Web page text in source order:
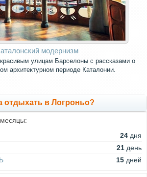
модернизм
улицам Барселоны с рассказами о
архитектурном периоде Каталонии.
отдыхать в Логроньо?
месяцы:
24 дня
21 день
15 дней